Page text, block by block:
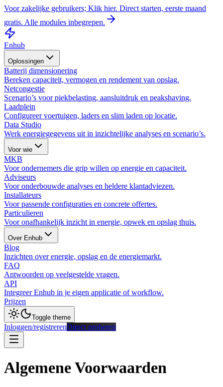
Voor zakelijke gebruikers; Klik hier. Direct starten, eerste maand
gratis. Alle modules inbegrepen.
Enhub
Oplossingen
Batterij dimensionering
Bereken capaciteit, vermogen en rendement van opslag.
Netcongestie
Scenario’s voor piekbelasting, aansluitdruk en peakshaving.
Laadplein
Configureer voertuigen, laders en slim laden op locatie.
Data Studio
Werk energiegegevens uit in inzichtelijke analyses en scenario’s.
Voor wie
MKB
Voor ondernemers die grip willen op energie en capaciteit.
Adviseurs
Voor onderbouwde analyses en heldere klantadviezen.
Installateurs
Voor passende configuraties en concrete offertes.
Particulieren
Voor onafhankelijk inzicht in energie, opwek en opslag thuis.
Over Enhub
Blog
Inzichten over energie, opslag en de energiemarkt.
FAQ
Antwoorden op veelgestelde vragen.
API
Integreer Enhub in je eigen applicatie of workflow.
Prijzen
Toggle theme
Inloggen/registrerenDirect proberen
Algemene Voorwaarden